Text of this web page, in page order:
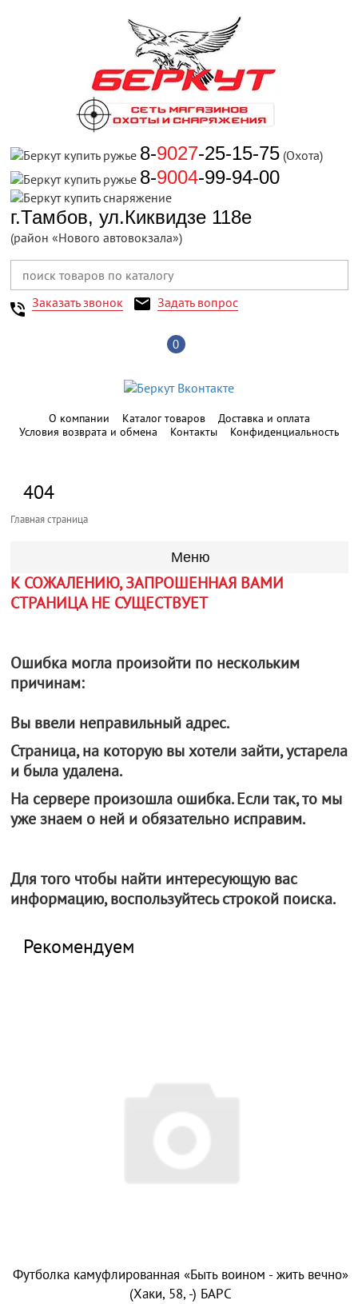
8-9027-25-15-75 (Охота)
8-9004-99-94-00
г.Тамбов, ул.Киквидзе 118е
(район «Нового автовокзала»)
Заказать звонок Задать вопрос
0
О компании Каталог товаров
Доставка и оплата
Условия возврата и обмена
Контакты Конфиденциальность
404
Главная страница
Меню
К СОЖАЛЕНИЮ, ЗАПРОШЕННАЯ ВАМИ
СТРАНИЦА НЕ СУЩЕСТВУЕТ
Ошибка могла произойти по нескольким
причинам:
Вы ввели неправильный адрес.
Страница, на которую вы хотели зайти, устарела
и была удалена.
На сервере произошла ошибка. Если так, то мы
уже знаем о ней и обязательно исправим.
Для того чтобы найти интересующую вас
информацию, воспользуйтесь строкой поиска.
Рекомендуем
Футболка камуфлированная «Быть воином - жить вечно»
(Хаки, 58, -) БАРС